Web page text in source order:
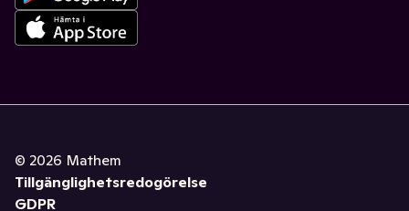
© 2026 Mathem
Tillgänglighetsredogörelse
GDPR